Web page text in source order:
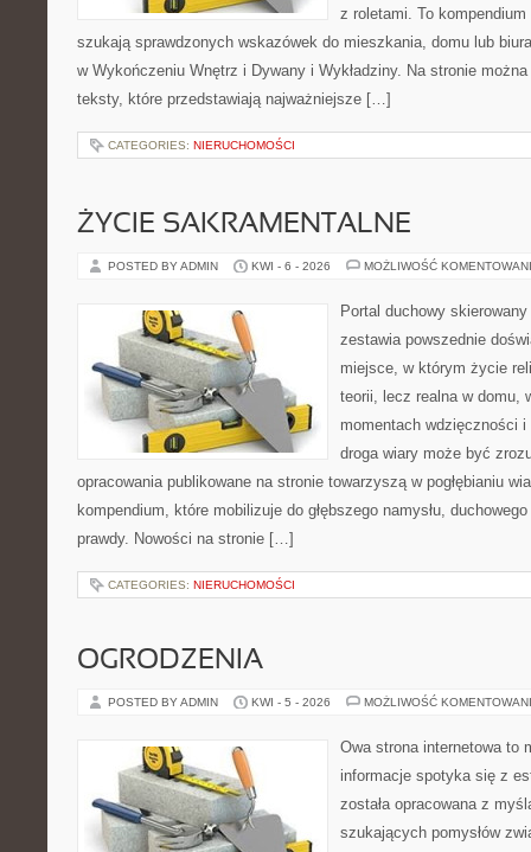
z roletami. To
szukają sprawdzonych wskazówek do mieszkania, domu lub
w Wykończeniu Wnętrz i Dywany i Wykładziny. Na stronie
teksty, które przedstawiają najważniejsze […]
CATEGORIES: NIERUCHOMOŚCI
ŻYCIE SAKRAMENTALNE
POSTED BY ADMIN KWI - 6 - 2026 MOŻLIWOŚĆ
Portal duchowy
zestawia powszednie
miejsce, w którym życie
teorii, lecz realna w domu,
momentach wdzięczności
droga wiary może być
opracowania publikowane na stronie towarzyszą w pogłębianiu
kompendium, które mobilizuje do głębszego namysłu,
prawdy. Nowości na stronie […]
CATEGORIES: NIERUCHOMOŚCI
OGRODZENIA
POSTED BY ADMIN KWI - 5 - 2026 MOŻLIWOŚĆ
Owa strona internetowa to
informacje spotyka się z
została opracowana z
szukających pomysłów